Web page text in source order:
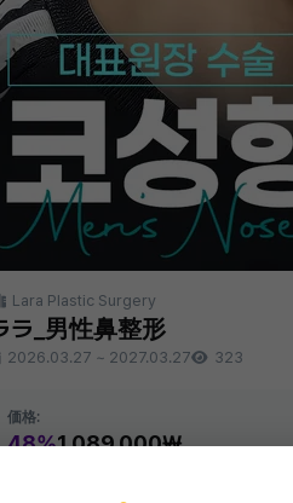
Lara Plastic Surgery
ラ_男性鼻整形
2026.03.27 ~ 2027.03.27 323
価格:
48%1,089,000₩